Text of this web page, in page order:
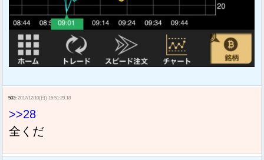
503: 2017/12/10(日) 15:51:29.18
>>28
全くだ